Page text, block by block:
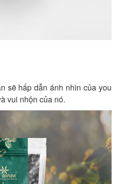
sẽ hấp dẫn ánh nhìn của you
vui nhộn của nó.